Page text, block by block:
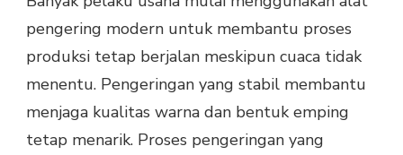
pengering modern untuk membantu proses
produksi tetap berjalan meskipun cuaca tidak
menentu. Pengeringan yang stabil membantu
menjaga kualitas warna dan bentuk emping
tetap menarik. Proses pengeringan yang